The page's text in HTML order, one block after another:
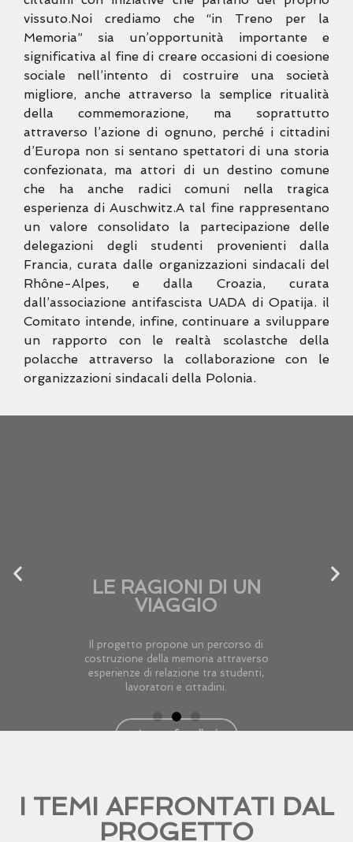
vissuto.Noi crediamo che “in Treno per la
Memoria” sia un’opportunità importante e
significativa al fine di creare occasioni di coesione
sociale nell’intento di costruire una società
migliore, anche attraverso la semplice ritualità
della commemorazione, ma soprattutto
attraverso l’azione di ognuno, perché i cittadini
d’Europa non si sentano spettatori di una storia
confezionata, ma attori di un destino comune
che ha anche radici comuni nella tragica
esperienza di Auschwitz.A tal fine rappresentano
un valore consolidato la partecipazione delle
delegazioni degli studenti provenienti dalla
Francia, curata dalle organizzazioni sindacali del
Rhône-Alpes, e dalla Croazia, curata
dall’associazione antifascista UADA di Opatija. il
Comitato intende, infine, continuare a sviluppare
un rapporto con le realtà scolastche della
polacche attraverso la collaborazione con le
organizzazioni sindacali della Polonia.
esperienze di relazione tra studenti,
lavoratori e cittadini.
Approfondisci
I TEMI AFFRONTATI DAL
PROGETTO